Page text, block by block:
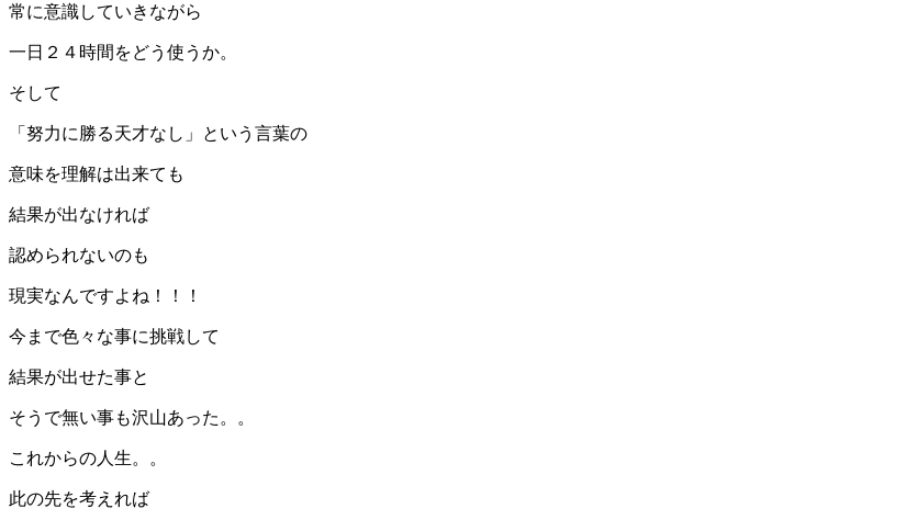
常に意識していきながら
一日２４時間をどう使うか。
そして
「努力に勝る天才なし」という言葉の
意味を理解は出来ても
結果が出なければ
認められないのも
現実なんですよね！！！
今まで色々な事に挑戦して
結果が出せた事と
そうで無い事も沢山あった。。
これからの人生。。
此の先を考えれば